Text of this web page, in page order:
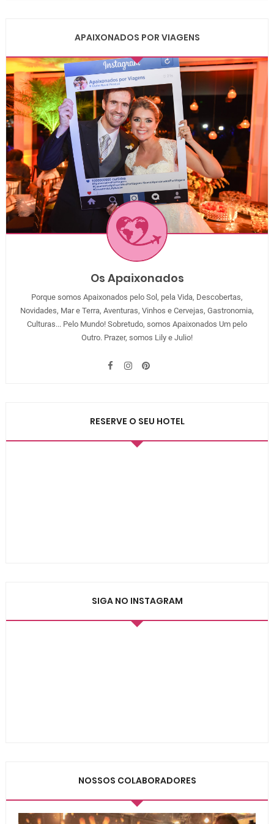
APAIXONADOS POR VIAGENS
Os Apaixonados
Porque somos Apaixonados pelo Sol, pela Vida, Descobertas,
Novidades, Mar e Terra, Aventuras, Vinhos e Cervejas, Gastronomia,
Culturas... Pelo Mundo! Sobretudo, somos Apaixonados Um pelo
Outro. Prazer, somos Lily e Julio!
RESERVE O SEU HOTEL
SIGA NO INSTAGRAM
NOSSOS COLABORADORES